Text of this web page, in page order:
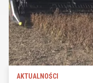
AKTUALNOŚCI